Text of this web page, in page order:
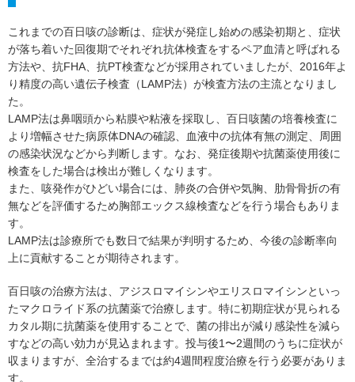
これまでの百日咳の診断は、症状が発症し始めの感染初期と、症状
が落ち着いた回復期でそれぞれ抗体検査をするペア血清と呼ばれる
方法や、抗FHA、抗PT検査などが採用されていましたが、2016年よ
り精度の高い遺伝子検査（LAMP法）が検査方法の主流となりまし
た。
LAMP法は鼻咽頭から粘膜や粘液を採取し、百日咳菌の培養検査に
より増幅させた病原体DNAの確認、血液中の抗体有無の測定、周囲
の感染状況などから判断します。なお、発症後期や抗菌薬使用後に
検査をした場合は検出が難しくなります。
また、咳発作がひどい場合には、肺炎の合併や気胸、肋骨骨折の有
無などを評価するため胸部エックス線検査などを行う場合もありま
す。
LAMP法は診療所でも数日で結果が判明するため、今後の診断率向
上に貢献することが期待されます。
百日咳の治療方法は、アジスロマイシンやエリスロマイシンといっ
たマクロライド系の抗菌薬で治療します。特に初期症状が見られる
カタル期に抗菌薬を使用することで、菌の排出が減り感染性を減ら
すなどの高い効力が見込まれます。投与後1〜2週間のうちに症状が
収まりますが、全治するまでは約4週間程度治療を行う必要がありま
す。